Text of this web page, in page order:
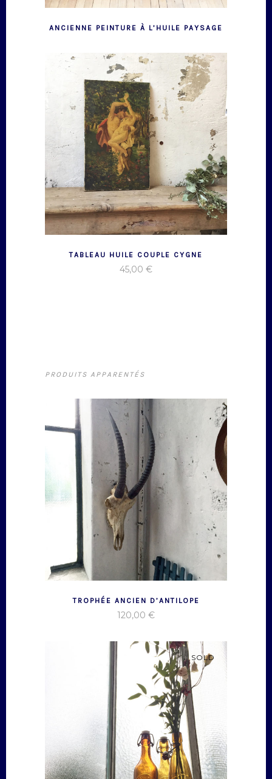
ANCIENNE PEINTURE À L’HUILE PAYSAGE
TABLEAU HUILE COUPLE CYGNE
45,00 €
PRODUITS APPARENTÉS
TROPHÉE ANCIEN D’ANTILOPE
120,00 €
SOLD